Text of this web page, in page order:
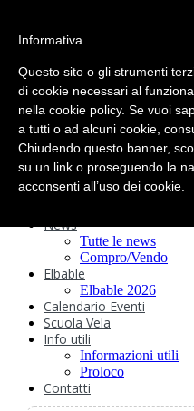
Regolamenti
Storia
Ormeggi
Sede e Servizi
Attività
Safeguarding
News
Tutte le news
Compro/Vendo
Elbable
Elbable 2026
Calendario Eventi
Scuola Vela
Info utili
Informazioni utili
Proloco
Contatti
Informativa
Questo sito o gli strumenti
di cookie necessari al
nella cookie policy. Se vuoi
a tutti o ad alcuni cookie,
Chiudendo questo banner,
su un link o proseguendo la
acconsenti all’uso dei cookie.